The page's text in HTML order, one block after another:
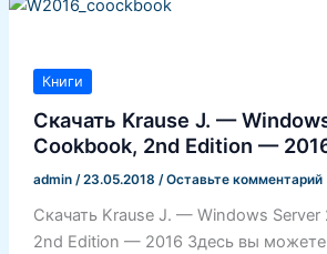
Книги
Скачать Krause J. —
Cookbook, 2nd Edition —
admin /23.05.2018 /Оставьте комментарий
Скачать Krause J. — Windows
2nd Edition — 2016 Здесь вы можете